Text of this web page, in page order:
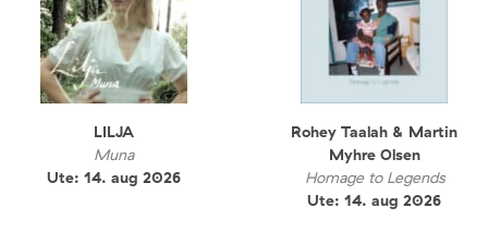
LILJA
Muna
Ute: 14. aug 2026
Rohey Taalah & Martin
Myhre Olsen
Homage to Legends
Ute: 14. aug 2026